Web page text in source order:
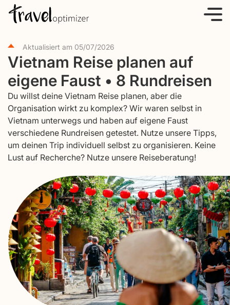
Aktualisiert am 05/07/2026
Vietnam Reise planen auf
eigene Faust • 8 Rundreisen
Du willst deine Vietnam Reise planen, aber die
Organisation wirkt zu komplex? Wir waren selbst in
Vietnam unterwegs und haben auf eigene Faust
verschiedene Rundreisen getestet. Nutze unsere Tipps,
um deinen Trip individuell selbst zu organisieren. Keine
Lust auf Recherche? Nutze unsere Reiseberatung!